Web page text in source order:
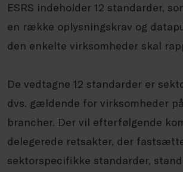
ESRS indeholder 12 standarder,
en række oplysningskrav og
den enkelte virksomheder skal
De vedtagne 12 standarder er
dvs. gældende for virksomheder
brancher. Der vil efterfølgende
delegerede retsakter, der
sektorspecifikke standarder,